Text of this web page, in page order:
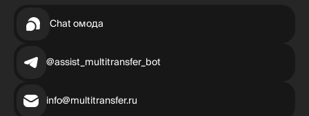
Chat омода
@assist_multitransfer_bot
info@multitransfer.ru